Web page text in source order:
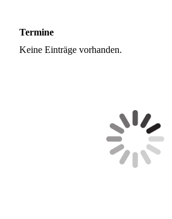
Termine
Keine Einträge vorhanden.